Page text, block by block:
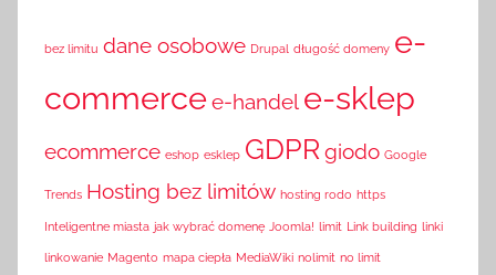
bez limitu dane osobowe Drupal długość domeny e-
commercee-handel e-sklep
ecommerce eshop esklep GDPRgiodo Google
Trends Hosting bez limitów hosting rodo https
Inteligentne miasta jak wybrać domenę Joomla! limit Link building linki
linkowanie Magento mapa ciepła MediaWiki nolimit no limit